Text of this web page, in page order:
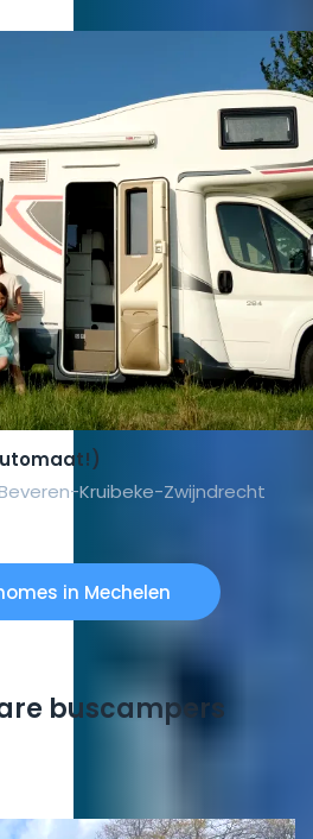
Kruibeke-Zwijndrecht
in Mechelen
buscampers